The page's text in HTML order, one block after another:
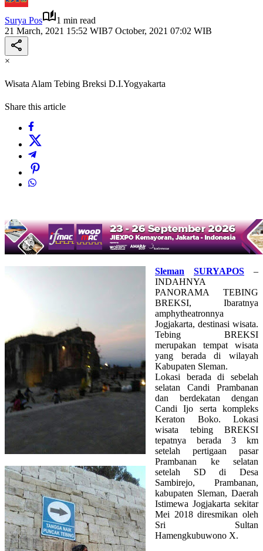
Surya Pos
1 min read
21 March, 2021 15:52 WIB7 October, 2021 07:02 WIB
×
Wisata Alam Tebing Breksi D.I.Yogyakarta
Share this article
Sleman SURYAPOS –
INDAHNYA
PANORAMA TEBING
BREKSI, Ibaratnya
amphytheatronnya
Jogjakarta, destinasi wisata.
Tebing BREKSI
merupakan tempat wisata
yang berada di wilayah
Kabupaten Sleman.
Lokasi berada di sebelah
selatan Candi Prambanan
dan berdekatan dengan
Candi Ijo serta kompleks
Keraton Boko. Lokasi
wisata tebing BREKSI
tepatnya berada 3 km
setelah pertigaan pasar
Prambanan ke selatan
setelah SD di Desa
Sambirejo, Prambanan,
kabupaten Sleman, Daerah
Istimewa Jogjakarta sekitar
Mei 2018 diresmikan oleh
Sri Sultan
Hamengkubuwono X.